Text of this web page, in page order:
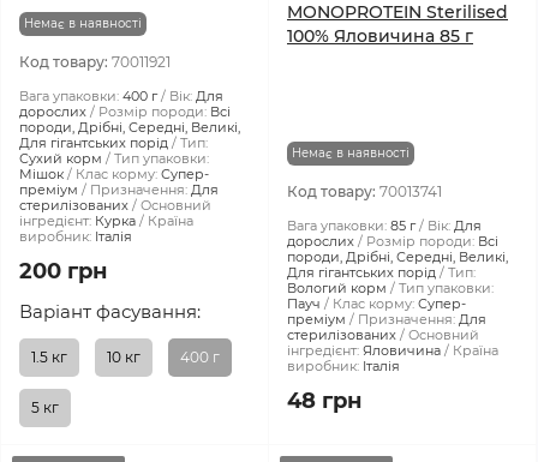
Немає в наявності
Код товару: 70011921
Вага упаковки: 400 г Вік: Для
дорослих
Розмір породи: Всі
породи, Дрібні, Середні, Великі,
Для гігантських порід
Тип:
Сухий корм
Тип упаковки:
Мішок
Клас корму: Супер-
преміум
Призначення: Для
стерилізованих
Основний
інгредієнт: Курка
Країна
виробник: Італія
200 грн
Варіант фасування:
1.5 кг 10 кг 400 г
5 кг
MONOPROTEIN Sterilised
100% Яловичина 85 г
Немає в наявності
Код товару: 70013741
Вага упаковки: 85 г Вік: Для
дорослих
Розмір породи: Всі
породи, Дрібні, Середні, Великі,
Для гігантських порід
Тип:
Вологий корм
Тип упаковки:
Пауч
Клас корму: Супер-
преміум
Призначення: Для
стерилізованих
Основний
інгредієнт: Яловичина
Країна
виробник: Італія
48 грн